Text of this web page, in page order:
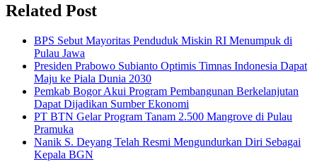
Related Post
BPS Sebut Mayoritas Penduduk Miskin RI Menumpuk di
Pulau Jawa
Presiden Prabowo Subianto Optimis Timnas Indonesia Dapat
Maju ke Piala Dunia 2030
Pemkab Bogor Akui Program Pembangunan Berkelanjutan
Dapat Dijadikan Sumber Ekonomi
PT BTN Gelar Program Tanam 2.500 Mangrove di Pulau
Pramuka
Nanik S. Deyang Telah Resmi Mengundurkan Diri Sebagai
Kepala BGN